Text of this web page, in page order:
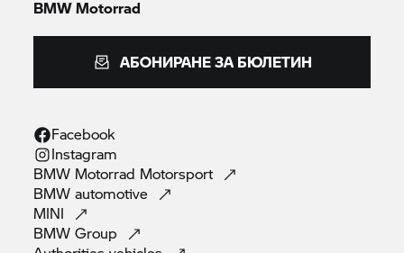
BMW Motorrad
АБОНИРАНЕ ЗА БЮЛЕТИН
Facebook
Instagram
BMW Motorrad Motorsport
BMWautomotive
MINI
BMWGroup